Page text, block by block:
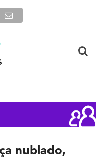
nublado,